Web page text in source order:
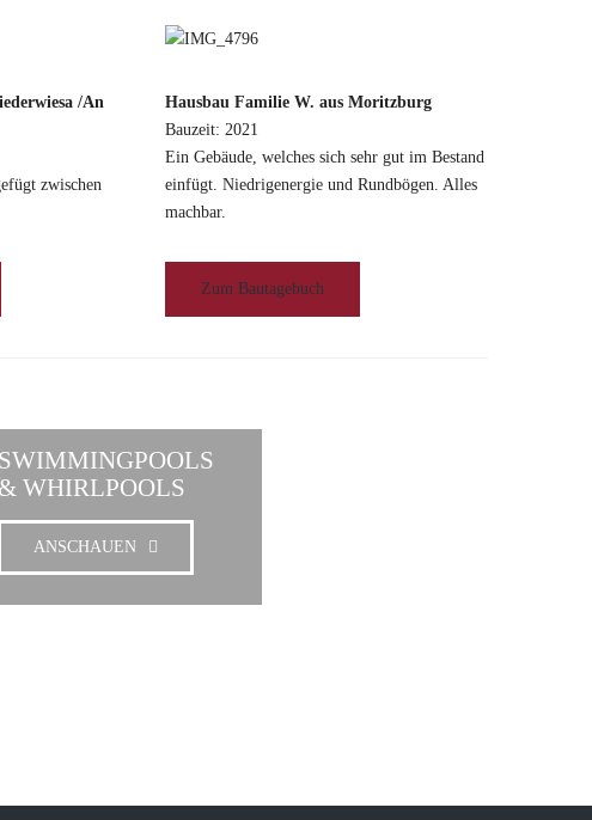
/An
zwischen
Hausbau Familie W. aus Moritzburg
Bauzeit: 2021
Ein Gebäude, welches sich sehr gut im Bestand
einfügt. Niedrigenergie und Rundbögen. Alles
machbar.
Zum Bautagebuch
SWIMMINGPOOLS
& WHIRLPOOLS
ANSCHAUEN